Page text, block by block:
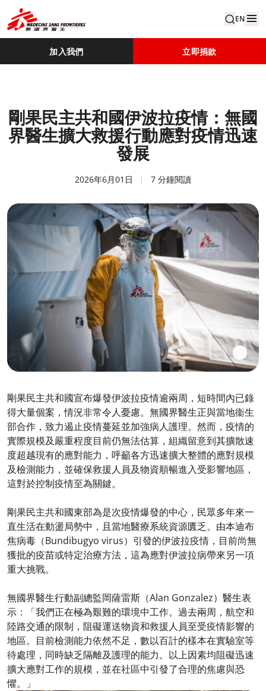
EN
加入我們 立即捐款
剛果民主共和國伊波拉疫情：無國
界醫生擴大救援行動應對疫情迅速
發展
2026年6月01日 7 分鐘閱讀
剛果民主共和國宣布爆發伊波拉疫情逾兩周，短時間內已錄
得大量個案，情況非常令人憂慮。無國界醫生正與當地衞生
部合作，致力遏止疫情蔓延並加強病人護理。然而，疫情的
實際規模及嚴重程度目前仍無法估算，組織留意到其擴散速
度超越現有的應對能力，呼籲各方迅速擴大整體的應對規模
及檢測能力，並確保救援人員及物資順暢進入受影響地區，
這對於控制疫情至為關鍵。
剛果民主共和國東部為是次疫情爆發的中心，民眾多年來一
直生活在動盪局勢中，且當地醫療系統資源匱乏。由本迪布
焦病毒（Bundibugyo virus）引發的伊波拉疫情，目前尚無
獲批的疫苗或特定治療方法，這為應對伊波拉病帶來另一項
重大挑戰。
無國界醫生行動副總監岡薩雷斯（Alan Gonzalez）醫生表
示：「我們正在極為艱難的環境中工作。過去兩周，航空和
陸路交通的限制，阻礙運送物資和救援人員至受疫情影響的
地區。目前檢測能力依然不足，數以百計的樣本在實驗室等
待處理，同時缺乏隔離及護理的能力。以上因素均阻礙迅速
擴大應對工作的規模，並在社區中引發了合理的焦慮與恐
懼。」